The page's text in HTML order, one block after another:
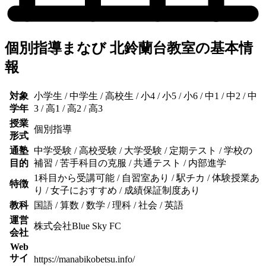
個別指導まなび 北鈴蘭台教室の基本情
報
対象
学年
小学生 / 中学生 / 高校生 / 小4 / 小5 / 小6 / 中1 / 中2 / 中
3 / 高1 / 高2 / 高3
授業
形式
個別指導
通塾
目的
中学受験 / 高校受験 / 大学受験 / 定期テスト / 学校の
補習 / 苦手科目の克服 / 共通テスト / 内部進学
特徴
1科目から受講可能 / 自習室あり / 駅チカ / 体験授業あ
り / 女子におすすめ / 成績保証制度あり
教科
国語 / 算数 / 数学 / 理科 / 社会 / 英語
運営
会社
株式会社Blue Sky FC
Web
サイ
https://manabikobetsu.info/